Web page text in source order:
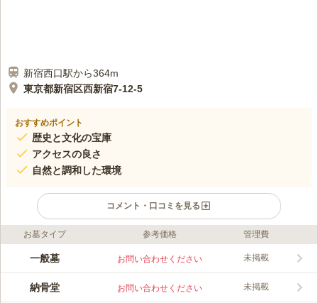
新宿西口駅から364m
東京都新宿区西新宿7-12-5
おすすめポイント
歴史と文化の宝庫
アクセスの良さ
自然と調和した環境
コメント・口コミを見る
口コミ評価
この霊園はまだ誰からも評価されていません。
お墓タイプ 参考価格 管理費
一般墓 お問い合わせください 未掲載
納骨堂 お問い合わせください 未掲載